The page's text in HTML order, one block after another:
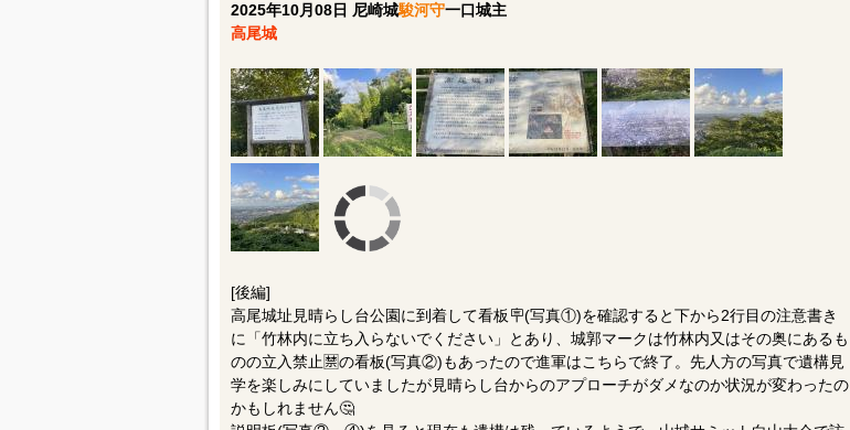
2025年10月08日 尼崎城駿河守一口城主
高尾城
[後編]
高尾城址見晴らし台公園に到着して看板🪧(写真①)を確認すると下から2行目の注意書き
に「竹林内に立ち入らないでください」とあり、城郭マークは竹林内又はその奥にあるも
のの立入禁止🈲の看板(写真②)もあったので進軍はこちらで終了。先人方の写真で遺構見
学を楽しみにしていましたが見晴らし台からのアプローチがダメなのか状況が変わったの
かもしれません🤔